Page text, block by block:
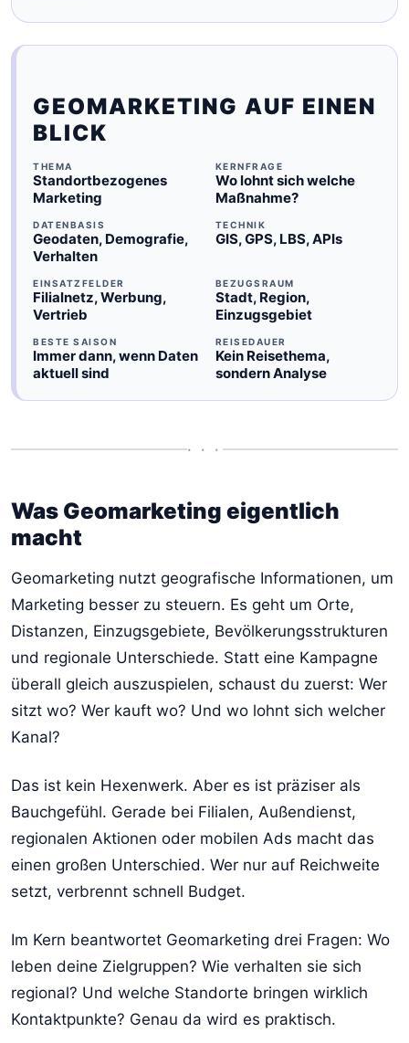
GEOMARKETING AUF EINEN
BLICK
THEMA
Standortbezogenes
Marketing
KERNFRAGE
Wo lohnt sich welche
Maßnahme?
DATENBASIS
Geodaten, Demografie,
Verhalten
TECHNIK
GIS, GPS, LBS, APIs
EINSATZFELDER
Filialnetz, Werbung,
Vertrieb
BEZUGSRAUM
Stadt, Region,
Einzugsgebiet
BESTE SAISON
Immer dann, wenn Daten
aktuell sind
REISEDAUER
Kein Reisethema,
sondern Analyse
• • •
Was Geomarketing eigentlich
macht
Geomarketing nutzt geografische Informationen, um
Marketing besser zu steuern. Es geht um Orte,
Distanzen, Einzugsgebiete, Bevölkerungsstrukturen
und regionale Unterschiede. Statt eine Kampagne
überall gleich auszuspielen, schaust du zuerst: Wer
sitzt wo? Wer kauft wo? Und wo lohnt sich welcher
Kanal?
Das ist kein Hexenwerk. Aber es ist präziser als
Bauchgefühl. Gerade bei Filialen, Außendienst,
regionalen Aktionen oder mobilen Ads macht das
einen großen Unterschied. Wer nur auf Reichweite
setzt, verbrennt schnell Budget.
Im Kern beantwortet Geomarketing drei Fragen: Wo
leben deine Zielgruppen? Wie verhalten sie sich
regional? Und welche Standorte bringen wirklich
Kontaktpunkte? Genau da wird es praktisch.